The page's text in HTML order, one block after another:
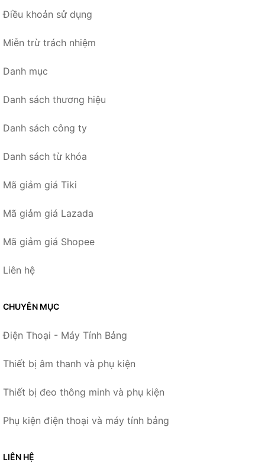
Điều khoản sử dụng
Miễn trừ trách nhiệm
Danh mục
Danh sách thương hiệu
Danh sách công ty
Danh sách từ khóa
Mã giảm giá Tiki
Mã giảm giá Lazada
Mã giảm giá Shopee
Liên hệ
CHUYÊN MỤC
Điện Thoại - Máy Tính Bảng
Thiết bị âm thanh và phụ kiện
Thiết bị đeo thông minh và phụ kiện
Phụ kiện điện thoại và máy tính bảng
LIÊN HỆ